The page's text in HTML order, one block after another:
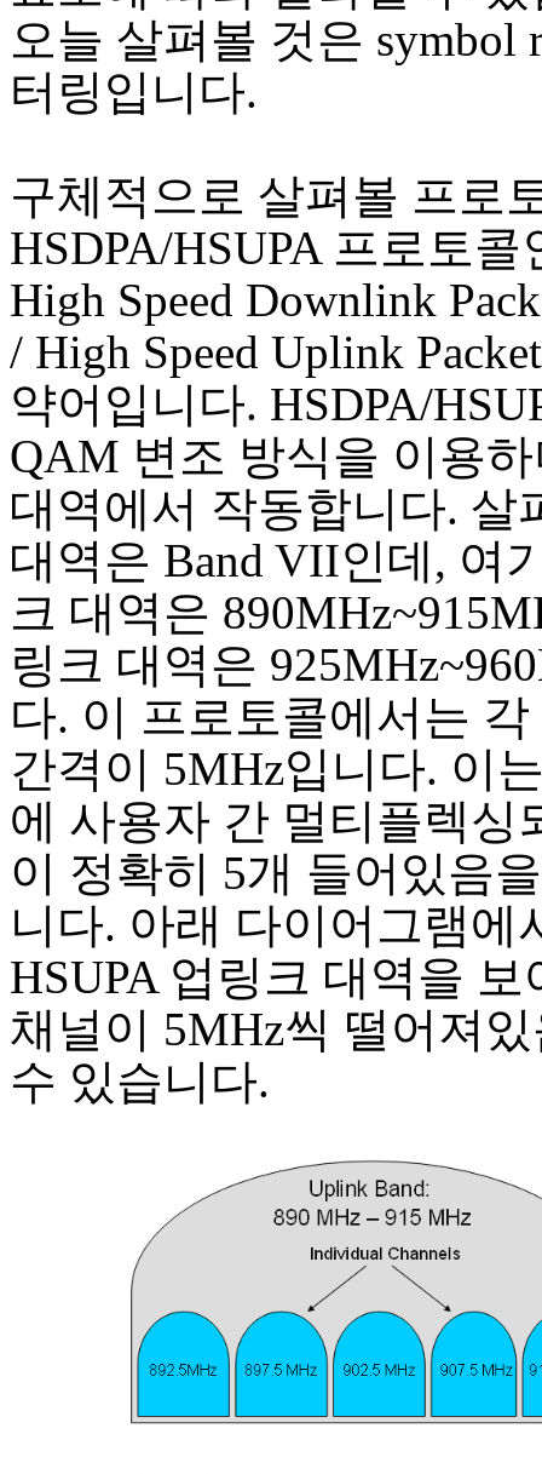
오늘 살펴볼 것은 symbol
터링입니다.
구체적으로 살펴볼 프로
HSDPA/HSUPA 프로토
High Speed Downlink
/ High Speed Uplink
약어입니다. HSDPA/
QAM 변조 방식을 이용
대역에서 작동합니다. 살
대역은 Band VII인데, 여
크 대역은
링크 대역은
다. 이 프로토콜에서는
간격이 5MHz입니다. 이
에 사용자 간 멀티플렉싱
이 정확히 5개 들어있음
니다. 아래 다이어그램에
HSUPA 업링크 대역을
채널이 5MHz씩 떨어져
수 있습니다.